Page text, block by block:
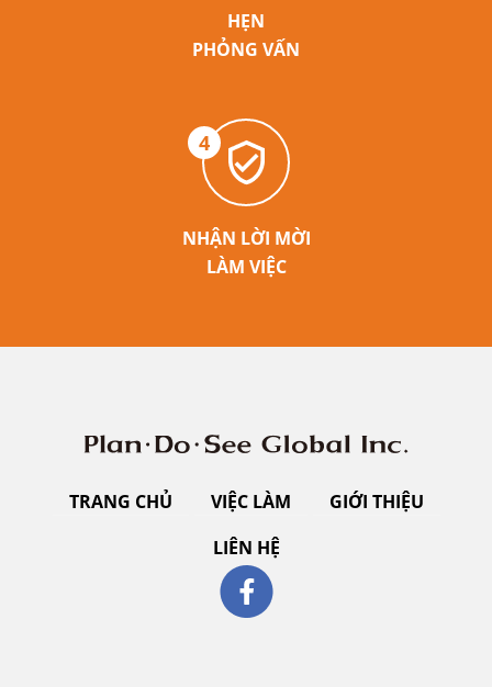
HẸN
PHỎNG VẤN
4
NHẬN LỜI MỜI
LÀM VIỆC
TRANG CHỦ VIỆC LÀM
GIỚI THIỆU
LIÊN HỆ